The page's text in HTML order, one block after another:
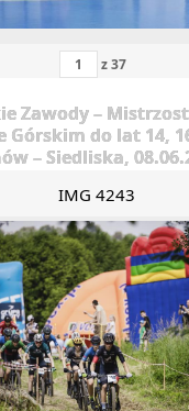
z37
Zawody –
Górskim do lat 14,
– Siedliska,
IMG 4243